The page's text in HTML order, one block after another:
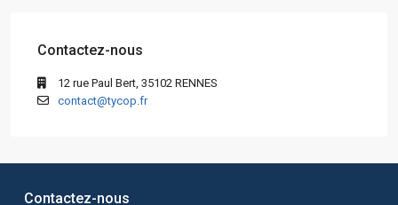
Contactez-nous
12 rue Paul Bert, 35102 RENNES
contact@tycop.fr
Contactez-nous